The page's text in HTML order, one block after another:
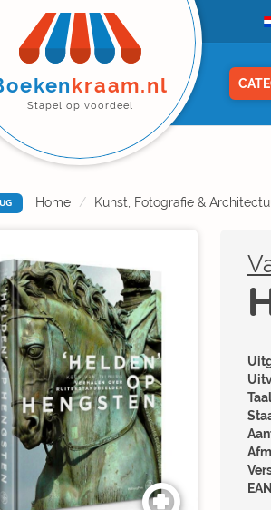
kraam.nl
Stapel op voordeel
Home Kunst, Fotografie &